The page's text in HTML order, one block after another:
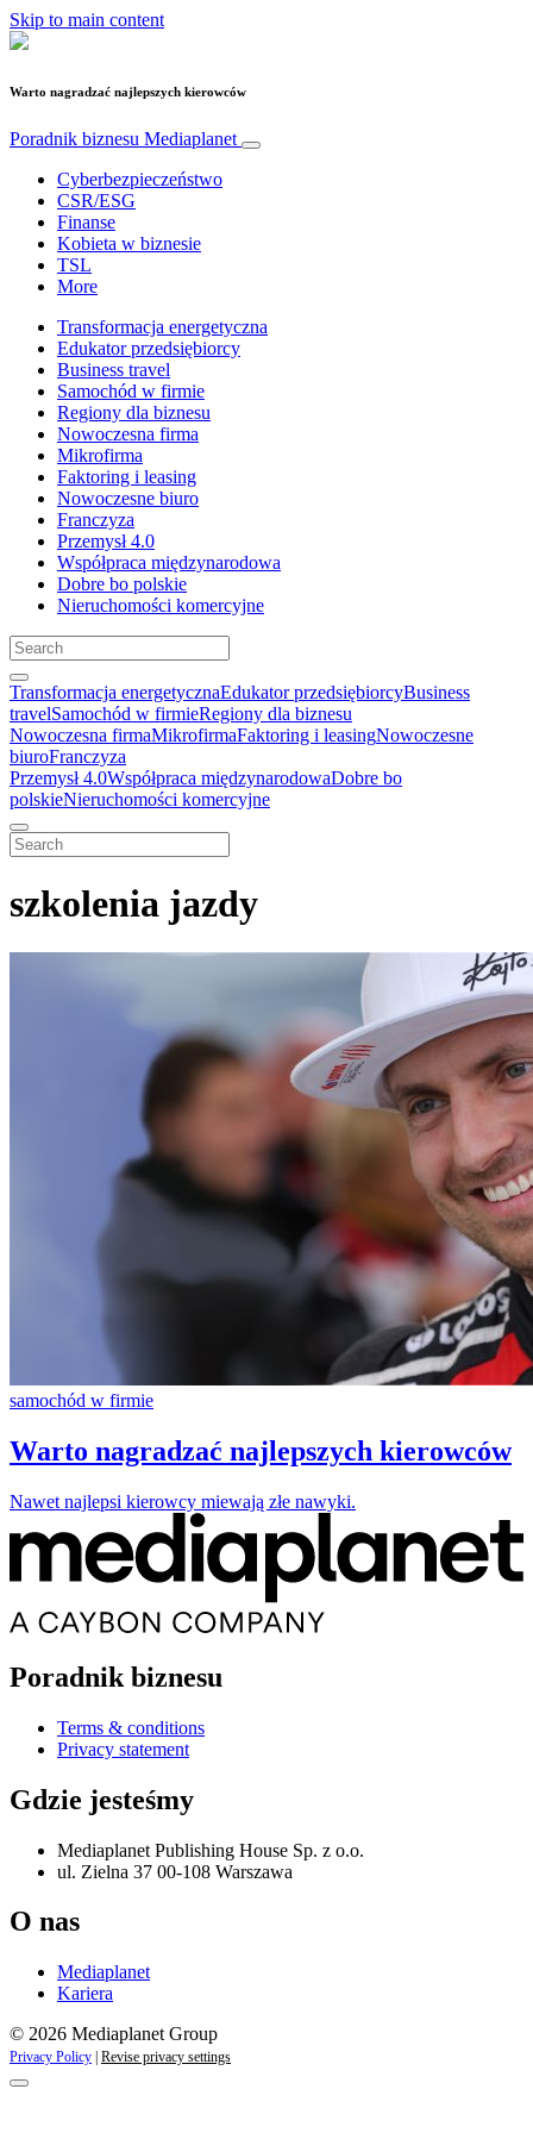
Skip to main content
Warto nagradzać najlepszych kierowców
Poradnik biznesu Mediaplanet
Cyberbezpieczeństwo
CSR/ESG
Finanse
Kobieta w biznesie
TSL
More
Transformacja energetyczna
Edukator przedsiębiorcy
Business travel
Samochód w firmie
Regiony dla biznesu
Nowoczesna firma
Mikrofirma
Faktoring i leasing
Nowoczesne biuro
Franczyza
Przemysł 4.0
Współpraca międzynarodowa
Dobre bo polskie
Nieruchomości komercyjne
Transformacja energetycznaEdukator przedsiębiorcyBusiness
travelSamochód w firmieRegiony dla biznesu
Nowoczesna firmaMikrofirmaFaktoring i leasingNowoczesne
biuroFranczyza
Przemysł 4.0Współpraca międzynarodowaDobre bo
polskieNieruchomości komercyjne
szkolenia jazdy
samochód w firmie
Warto nagradzać najlepszych kierowców
Nawet najlepsi kierowcy miewają złe nawyki.
Poradnik biznesu
Terms & conditions
Privacy statement
Gdzie jesteśmy
Mediaplanet Publishing House Sp. z o.o.
ul. Zielna 37 00-108 Warszawa
O nas
Mediaplanet
Kariera
© 2026 Mediaplanet Group
Privacy Policy Revise privacy settings